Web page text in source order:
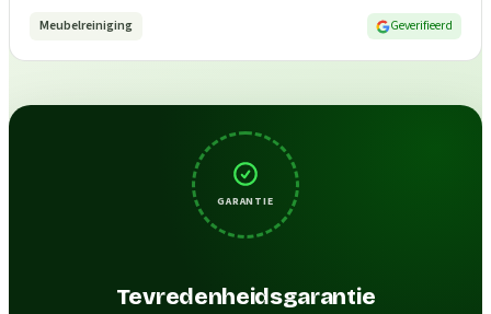
Meubelreiniging Geverifieerd
GARANTIE
Tevredenheidsgarantie